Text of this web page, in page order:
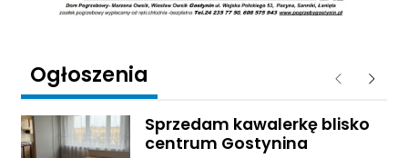
Ogłoszenia Poprzednie
Sprzedam kawalerkę blisko
centrum Gostynina